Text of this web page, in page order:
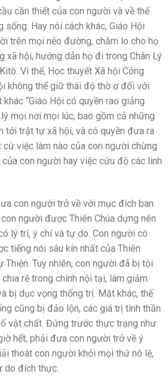
cần thiết của con người và về thế
Hay nói cách khác, Giáo Hội
trên mọi nẻo đường, chăm lo cho họ
xã hội, hướng dẫn họ đi trong Chân Lý
Vì thế, Học thuyết Xã hội Công
không thể giữ thái độ thờ ơ đối với
“Giáo Hội có quyền rao giảng
mọi nơi mọi lúc, bao gồm cả những
tới trật tự xã hội, và có quyền đưa ra
việc làm nào của con người chừng
con người hay việc cứu độ các linh
con người trở về với mục đích ban
người được Thiên Chúa dựng nên
lý trí, ý chí và tự do. Con người có
tiếng nói sâu kín nhất của Thiên
Thiện. Tuy nhiên, con người đã bị tội
rẽ trong chính nội tại, làm giảm
bị dục vọng thống trị. Mặt khác, thế
cũng bị đảo lộn, các giá trị tình thần
vật chất. Đứng trước thực trạng như
hết, phải đưa con người trở về ý
thoát con người khỏi mọi thứ nô lệ,
do đích thực.